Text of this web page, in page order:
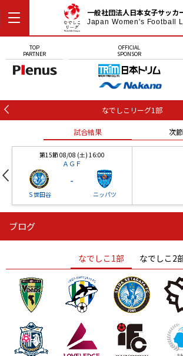
一般社団法人日本女子サッカ
Japan Women's Football
TOP
PARTNER
OFFICIAL
SPONSOR
なでしこリーグ1部
試合結果 次節
第15節 08/08 (土) 16:00
ＡＧＦ
Ｓ世田谷
-
ニッパツ
ニッパツ
ニッパツ 名古屋 静岡
ブログ
なでしこ1部 なでしこ2